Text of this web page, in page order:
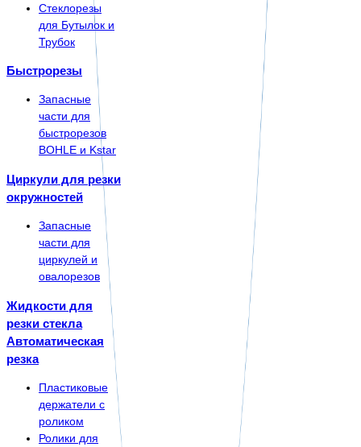
Стеклорезы
для Бутылок и
Трубок
Быстрорезы
Запасные
части для
быстрорезов
BOHLE и Kstar
Циркули для резки
окружностей
Запасные
части для
циркулей и
овалорезов
Жидкости для
резки стекла
Автоматическая
резка
Пластиковые
держатели с
роликом
Ролики для